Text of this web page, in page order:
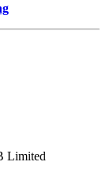
Limited